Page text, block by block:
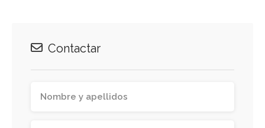
Contactar